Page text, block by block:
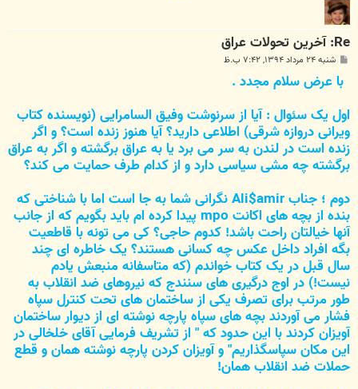
Re: آخرین تحولات عراق
پ
ت
شنبه ۲۴ مرداد ۱۳۹۴, ۷:۴۲ ب.ظ
با عرض سلام مجدد .
اول یک سئوال : آیا از سرنوشت وفیق السامرایی (نویسنده کتاب
ویرانی دروازه شرقی) اطلاعی دارید؟ آیا هنوز زنده است؟ و اگر
زنده است در لندن به سر می برد یا به عراق برگشته و اگر به عراق
برگشته چه مشی سیاسی دارد و از کدام طرف حمایت می کند؟
دوم ؛ جناب Ali$amir نگرانی شما به جا است اما با شناختی که
بنده از بچه های اکانت mpo پیدا کرده ام باید بگویم که از جانب
آنها خیالتان راحت باشد! کدوم حاجی؟ کی می تونه با قاطعیت
بگه افراد داخل عکس چه کسانی هستند؟ یک خاطره ای چند
سال قبل در یک کتاب خواندم (که متاسفانه منبعش یادم
نیست!) در اوج درگیری های سنندج که نیروهای ضد انقلاب به
طور مرتب برای تصرف یکی از ساختمان های تحت کنترل سپاه
فشار می آوردند بچه های سپاه پارچه نوشته ای از دیوار ساختمان
آویزان کردند با این حدود که " از تشریف فرمایی آقای خلخالی در
این مکان سپاسگذاریم" و آویزان کردن پارچه نوشته همان و قطع
حملات ضد انقلاب همان!